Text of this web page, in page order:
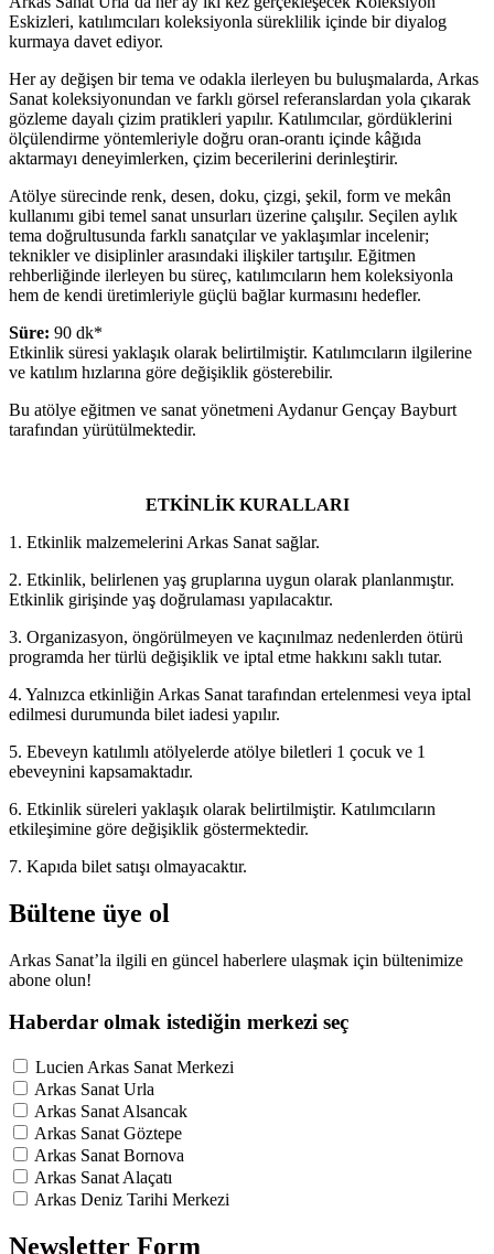
Eskizleri, katılımcıları koleksiyonla süreklilik içinde bir diyalog
kurmaya davet ediyor.
Her ay değişen bir tema ve odakla ilerleyen bu buluşmalarda, Arkas
Sanat koleksiyonundan ve farklı görsel referanslardan yola çıkarak
gözleme dayalı çizim pratikleri yapılır. Katılımcılar, gördüklerini
ölçülendirme yöntemleriyle doğru oran-orantı içinde kâğıda
aktarmayı deneyimlerken, çizim becerilerini derinleştirir.
Atölye sürecinde renk, desen, doku, çizgi, şekil, form ve mekân
kullanımı gibi temel sanat unsurları üzerine çalışılır. Seçilen aylık
tema doğrultusunda farklı sanatçılar ve yaklaşımlar incelenir;
teknikler ve disiplinler arasındaki ilişkiler tartışılır. Eğitmen
rehberliğinde ilerleyen bu süreç, katılımcıların hem koleksiyonla
hem de kendi üretimleriyle güçlü bağlar kurmasını hedefler.
Süre: 90 dk*
Etkinlik süresi yaklaşık olarak belirtilmiştir. Katılımcıların ilgilerine
ve katılım hızlarına göre değişiklik gösterebilir.
Bu atölye eğitmen ve sanat yönetmeni Aydanur Gençay Bayburt
tarafından yürütülmektedir.
ETKİNLİK KURALLARI
1. Etkinlik malzemelerini Arkas Sanat sağlar.
2. Etkinlik, belirlenen yaş gruplarına uygun olarak planlanmıştır.
Etkinlik girişinde yaş doğrulaması yapılacaktır.
3. Organizasyon, öngörülmeyen ve kaçınılmaz nedenlerden ötürü
programda her türlü değişiklik ve iptal etme hakkını saklı tutar.
4. Yalnızca etkinliğin Arkas Sanat tarafından ertelenmesi veya iptal
edilmesi durumunda bilet iadesi yapılır.
5. Ebeveyn katılımlı atölyelerde atölye biletleri 1 çocuk ve 1
ebeveynini kapsamaktadır.
6. Etkinlik süreleri yaklaşık olarak belirtilmiştir. Katılımcıların
etkileşimine göre değişiklik göstermektedir.
7. Kapıda bilet satışı olmayacaktır.
Bültene üye ol
Arkas Sanat’la ilgili en güncel haberlere ulaşmak için bültenimize
abone olun!
Haberdar olmak istediğin merkezi seç
Lucien Arkas Sanat Merkezi
Arkas Sanat Urla
Arkas Sanat Alsancak
Arkas Sanat Göztepe
Arkas Sanat Bornova
Arkas Sanat Alaçatı
Arkas Deniz Tarihi Merkezi
Newsletter Form